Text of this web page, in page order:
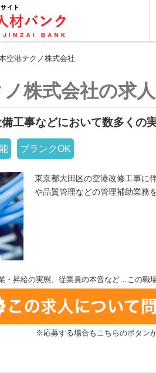
空港テクノ株式会社
株式会社の求人
工事などにおいて数多くの
ブランクOK
東京都大田区の空港改修工事に
や品質管理などの管理補助業務
・昇給の実態、従業員の本音など…この職
※応募する場合もこちらのボタン